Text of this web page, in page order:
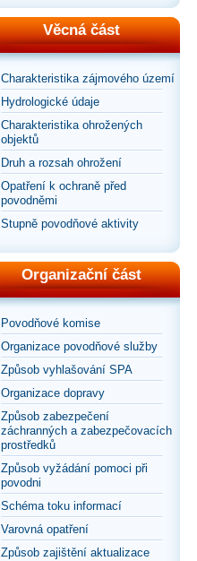
Věcná část
Charakteristika zájmového území
Hydrologické údaje
Charakteristika ohrožených
objektů
Druh a rozsah ohrožení
Opatření k ochraně před
povodněmi
Stupně povodňové aktivity
Organizační část
Povodňové komise
Organizace povodňové služby
Způsob vyhlašování SPA
Organizace dopravy
Způsob zabezpečení
záchranných a zabezpečovacích
prostředků
Způsob vyžádání pomoci při
povodni
Schéma toku informací
Varovná opatření
Způsob zajištění aktualizace